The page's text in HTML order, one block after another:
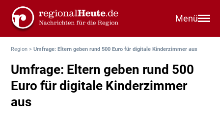
Menü
Region >Umfrage: Eltern geben rund 500 Euro für digitale Kinderzimmer aus
Umfrage: Eltern geben rund 500
Euro für digitale Kinderzimmer
aus